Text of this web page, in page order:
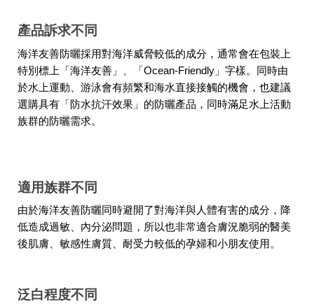
產品訴求不同
海洋友善防曬採用對海洋威脅較低的成分，通常會在包裝上
特別標上「海洋友善」、「Ocean-Friendly」字樣。同時由
於水上運動、游泳會有頻繁和海水直接接觸的機會，也建議
選購具有「防水抗汗效果」的防曬產品，同時滿足水上活動
族群的防曬需求。
適用族群不同
由於海洋友善防曬同時避開了對海洋與人體有害的成分，降
低造成過敏、內分泌問題，所以也非常適合膚況脆弱的醫美
後肌膚、敏感性膚質、耐受力較低的孕婦和小朋友使用。
泛白程度不同